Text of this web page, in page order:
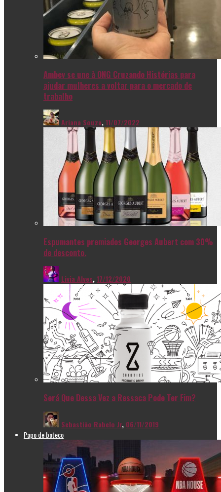
Ambev se une à ONG Cruzando Histórias para
ajudar mulheres a voltar para o mercado de
trabalho
Ariana Souza,11/07/2022
Espumantes premiados Georges Aubert com 30%
de desconto.
Livia Alves,17/12/2020
Será Que Dessa Vez a Ressaca Pode Ter Fim?
Sebastião Rabelo Jr, 06/11/2019
Papo de boteco